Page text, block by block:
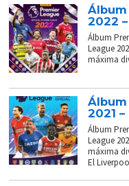
2022
Álbum
League
máxima
2021
Álbum
League
máxima
El